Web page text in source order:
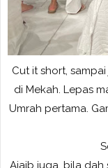
Cut it short,
di Mekah. Lepas
Umrah pertama.
Ajaib juga, bila dah